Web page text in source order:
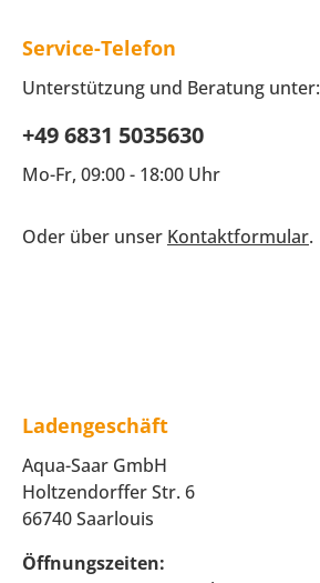
Service-Telefon
Unterstützung und Beratung unter:
+49 6831 5035630
Mo-Fr, 09:00 - 18:00 Uhr
Oder über unser Kontaktformular.
Ladengeschäft
Aqua-Saar GmbH
Holtzendorffer Str. 6
66740 Saarlouis
Öffnungszeiten: